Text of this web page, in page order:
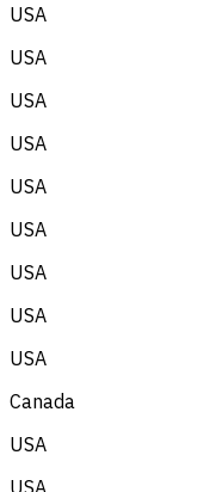
USA
USA
USA
USA
USA
USA
USA
USA
USA
Canada
USA
USA